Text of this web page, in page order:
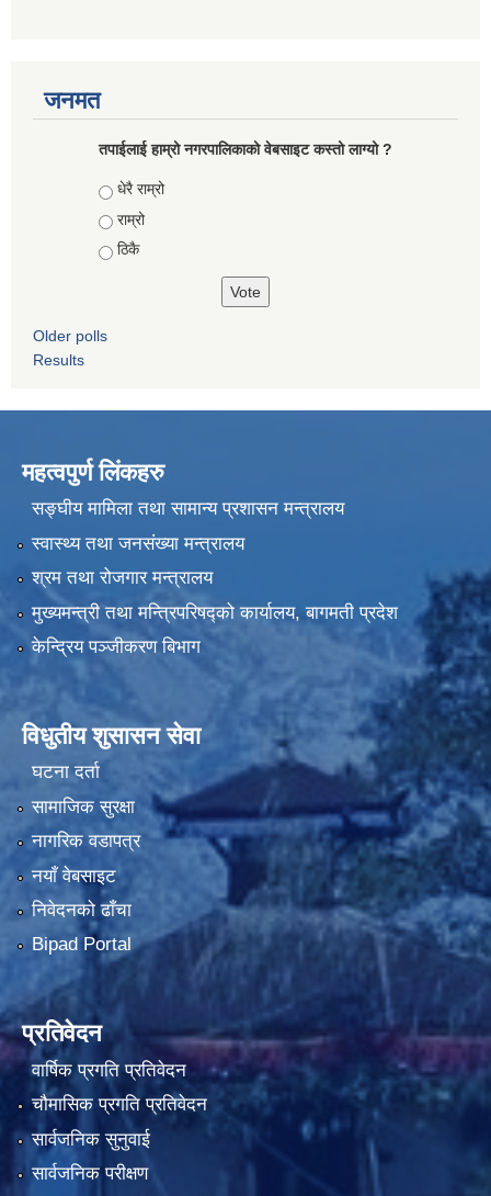
जनमत
तपाईलाई हाम्रो नगरपालिकाको वेबसाइट कस्तो लाग्यो ?
Choices
धेरै राम्रो
राम्रो
ठिकै
Older polls
Results
महत्वपुर्ण लिंकहरु
सङ्घीय मामिला तथा सामान्य प्रशासन मन्त्रालय
स्वास्थ्य तथा जनसंख्या मन्त्रालय
श्रम तथा रोजगार मन्त्रालय
मुख्यमन्त्री तथा मन्त्रिपरिषद्को कार्यालय, बागमती प्रदेश
केन्द्रिय पञ्जीकरण बिभाग
विधुतीय शुसासन सेवा
घटना दर्ता
सामाजिक सुरक्षा
नागरिक वडापत्र
नयाँ वेबसाइट
निवेदनको ढाँचा
Bipad Portal
प्रतिवेदन
वार्षिक प्रगति प्रतिवेदन
चौमासिक प्रगति प्रतिवेदन
सार्वजनिक सुनुवाई
सार्वजनिक परीक्षण